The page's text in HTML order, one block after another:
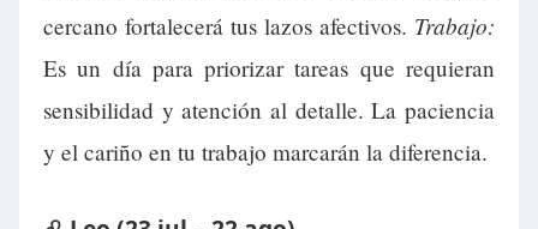
cercano fortalecerá tus lazos afectivos. Trabajo:
Es un día para priorizar tareas que requieran
sensibilidad y atención al detalle. La paciencia
y el cariño en tu trabajo marcarán la diferencia.